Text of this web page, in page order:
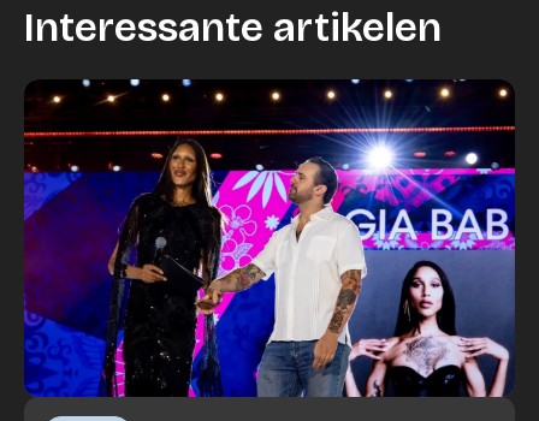
Interessante artikelen